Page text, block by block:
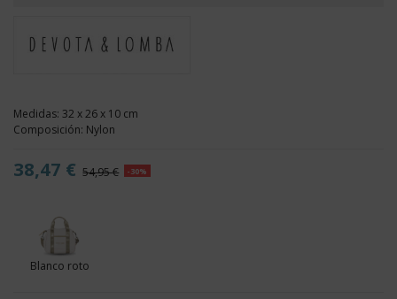
Medidas: 32 x 26 x 10 cm
Composición: Nylon
38,47 € 54,95 € -30%
Blanco roto